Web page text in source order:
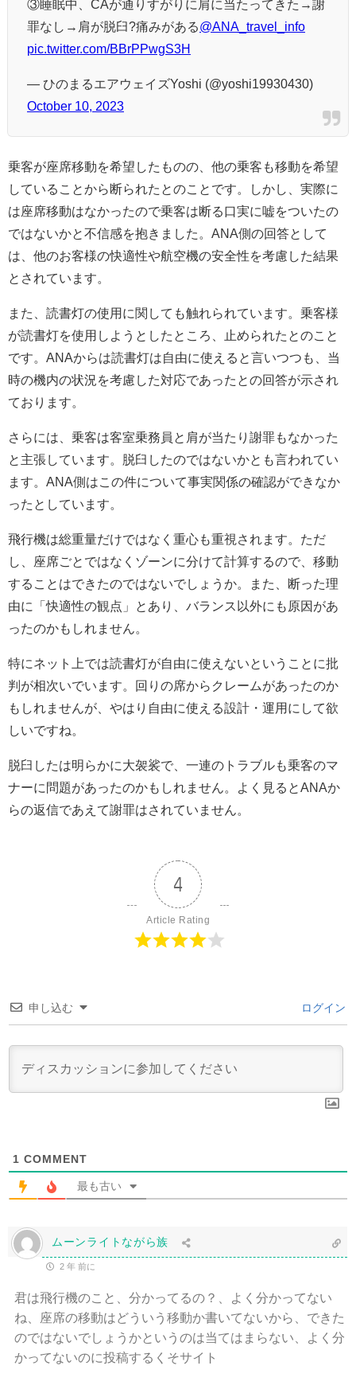
③睡眠中、CAが通りすがりに肩に当たってきた→謝
罪なし→肩が脱臼?痛みがある@ANA_travel_info
pic.twitter.com/BBrPPwgS3H
— ひのまるエアウェイズYoshi (@yoshi19930430)
October 10, 2023
乗客が座席移動を希望したものの、他の乗客も移動を希望
していることから断られたとのことです。しかし、実際に
は座席移動はなかったので乗客は断る口実に嘘をついたの
ではないかと不信感を抱きました。ANA側の回答として
は、他のお客様の快適性や航空機の安全性を考慮した結果
とされています。
また、読書灯の使用に関しても触れられています。乗客様
が読書灯を使用しようとしたところ、止められたとのこと
です。ANAからは読書灯は自由に使えると言いつつも、当
時の機内の状況を考慮した対応であったとの回答が示され
ております。
さらには、乗客は客室乗務員と肩が当たり謝罪もなかった
と主張しています。脱臼したのではないかとも言われてい
ます。ANA側はこの件について事実関係の確認ができなか
ったとしています。
飛行機は総重量だけではなく重心も重視されます。ただ
し、座席ごとではなくゾーンに分けて計算するので、移動
することはできたのではないでしょうか。また、断った理
由に「快適性の観点」とあり、バランス以外にも原因があ
ったのかもしれません。
特にネット上では読書灯が自由に使えないということに批
判が相次いでいます。回りの席からクレームがあったのか
もしれませんが、やはり自由に使える設計・運用にして欲
しいですね。
脱臼したは明らかに大袈裟で、一連のトラブルも乗客のマ
ナーに問題があったのかもしれません。よく見るとANAか
らの返信であえて謝罪はされていません。
4
Article Rating
申し込む ログイン
1 COMMENT
最も古い
ムーンライトながら族
2 年 前に
君は飛行機のこと、分かってるの？、よく分かってない
ね、座席の移動はどういう移動か書いてないから、できた
のではないでしょうかというのは当てはまらない、よく分
かってないのに投稿するくそサイト